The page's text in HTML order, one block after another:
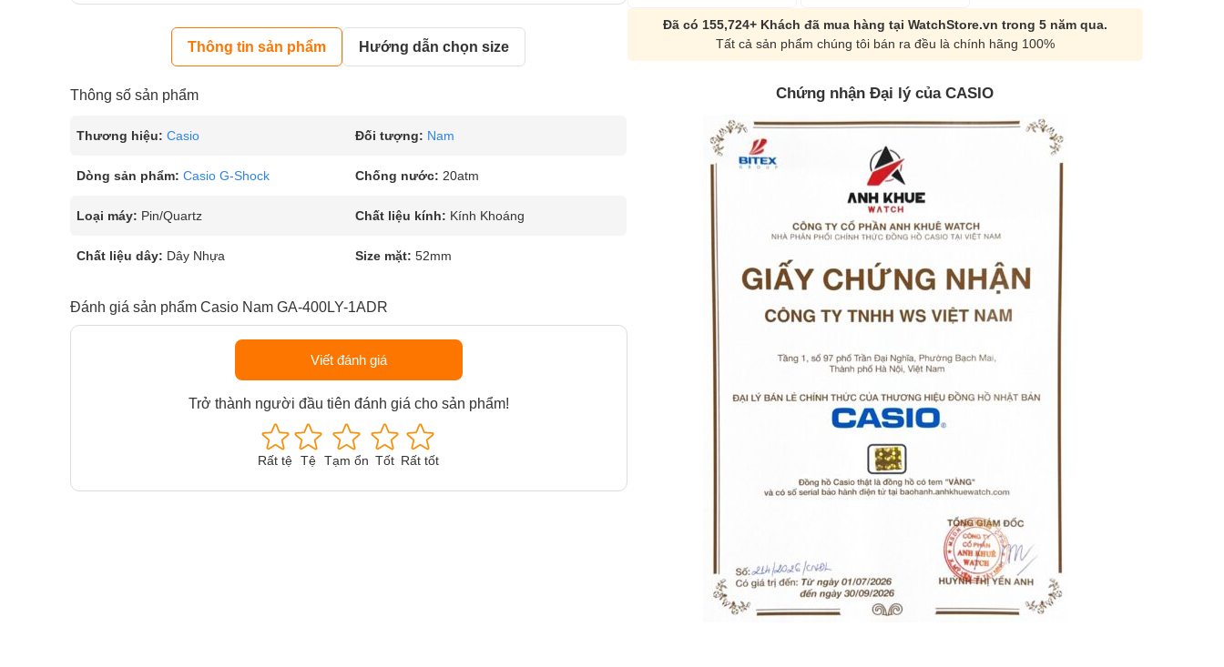
Thông tin sản phẩm Hướng dẫn chọn size
Thông số sản phẩm
Thương hiệu: Casio Đối tượng: Nam
Dòng sản phẩm: Casio G-Shock Chống nước: 20atm
Loại máy: Pin/Quartz Chất liệu kính: Kính Khoáng
Chất liệu dây: Dây Nhựa Size mặt: 52mm
Đánh giá sản phẩm Casio Nam GA-400LY-1ADR
Viết đánh giá
Trở thành người đầu tiên đánh giá cho sản phẩm!
Rất tệ Tệ Tạm ổn Tốt Rất tốt
Đã có 155,724+ Khách đã mua hàng tại WatchStore.vn trong 5 năm qua.
Tất cả sản phẩm chúng tôi bán ra đều là chính hãng 100%
Chứng nhận Đại lý của CASIO